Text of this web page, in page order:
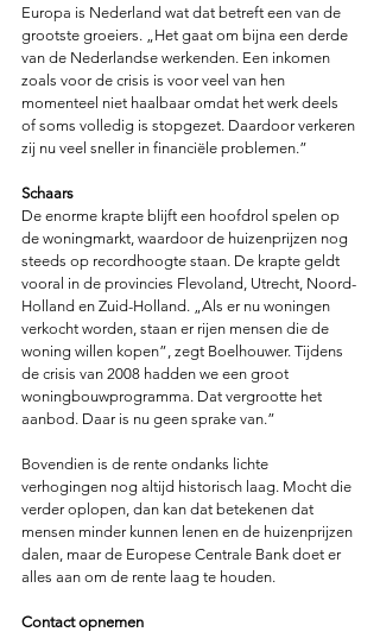
Europa is Nederland wat dat betreft een van de
grootste groeiers. „Het gaat om bijna een derde
van de Nederlandse werkenden. Een inkomen
zoals voor de crisis is voor veel van hen
momenteel niet haalbaar omdat het werk deels
of soms volledig is stopgezet. Daardoor verkeren
zij nu veel sneller in financiële problemen.”
Schaars
De enorme krapte blijft een hoofdrol spelen op
de woningmarkt, waardoor de huizenprijzen nog
steeds op recordhoogte staan. De krapte geldt
vooral in de provincies Flevoland, Utrecht, Noord-
Holland en Zuid-Holland. „Als er nu woningen
verkocht worden, staan er rijen mensen die de
woning willen kopen”, zegt Boelhouwer. Tijdens
de crisis van 2008 hadden we een groot
woningbouwprogramma. Dat vergrootte het
aanbod. Daar is nu geen sprake van.”
Bovendien is de rente ondanks lichte
verhogingen nog altijd historisch laag. Mocht die
verder oplopen, dan kan dat betekenen dat
mensen minder kunnen lenen en de huizenprijzen
dalen, maar de Europese Centrale Bank doet er
alles aan om de rente laag te houden.
Contact opnemen